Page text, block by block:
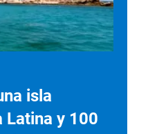
isla
Latina y 100